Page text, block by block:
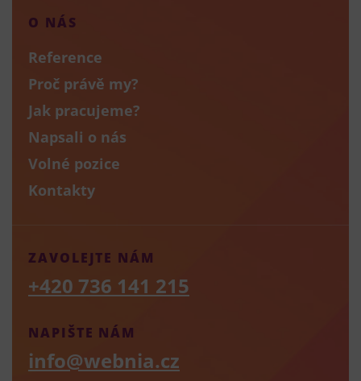
O NÁS
Reference
Proč právě my?
Jak pracujeme?
Napsali o nás
Volné pozice
Kontakty
NAPIŠTE NÁM
info@webnia.cz
ZAVOLEJTE NÁM
+420 736 141 215